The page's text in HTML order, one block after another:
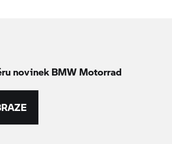
novinek BMW Motorrad